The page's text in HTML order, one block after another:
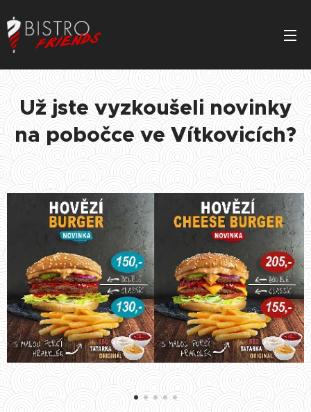
Už jste vyzkoušeli novinky
na pobočce ve Vítkovicích?